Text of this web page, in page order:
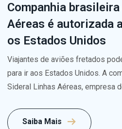
Companhia
Aéreas é autorizada
os Estados Unidos
Viajantes de aviões fretados
para ir aos Estados Unidos. A
Sideral Linhas Aéreas, empresa
Saiba Mais